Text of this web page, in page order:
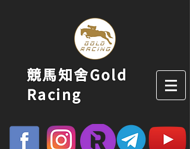
競馬知舍Gold
Racing